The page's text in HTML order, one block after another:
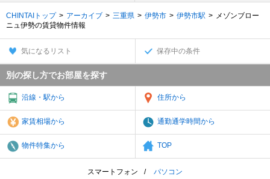
CHINTAIトップ アーカイブ 三重県 伊勢市 伊勢市駅
メゾンブロー
ニュ伊勢の賃貸物件情報
気になるリスト 保存中の条件
別の探し方でお部屋を探す
沿線・駅から 住所から
家賃相場から 通勤通学時間から
物件特集から TOP
スマートフォン パソコン